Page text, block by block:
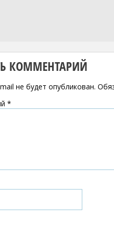
КОММЕНТАРИЙ
не будет опубликован.
*